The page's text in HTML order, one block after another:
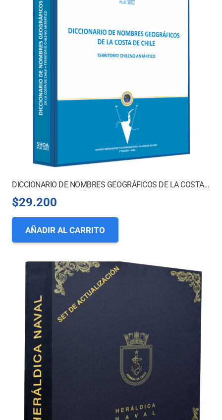
DICCIONARIO DE NOMBRES GEOGRÁFICOS DE LA COSTA DE CHILE – FORMATO PAPEL
$29.200
AÑADIR AL CARRITO